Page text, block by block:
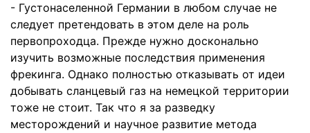
- Густонаселенной Германии в любом случае не
следует претендовать в этом деле на роль
первопроходца. Прежде нужно досконально
изучить возможные последствия применения
фрекинга. Однако полностью отказывать от идеи
добывать сланцевый газ на немецкой территории
тоже не стоит. Так что я за разведку
месторождений и научное развитие метода